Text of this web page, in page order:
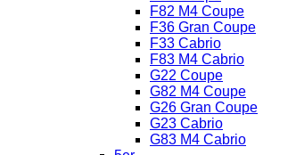
F82 M4 Coupe
F36 Gran Coupe
F33 Cabrio
F83 M4 Cabrio
G22 Coupe
G82 M4 Coupe
G26 Gran Coupe
G23 Cabrio
G83 M4 Cabrio